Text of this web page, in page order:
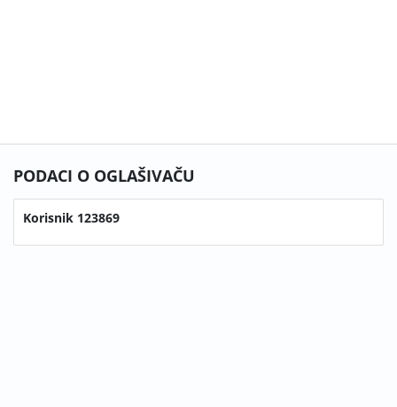
PODACI O OGLAŠIVAČU
Korisnik 123869